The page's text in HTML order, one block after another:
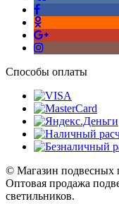
Способы оплаты
© Магазин подвесных
Оптовая продажа
светильников.